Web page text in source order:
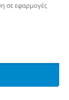
σε εφαρμογές